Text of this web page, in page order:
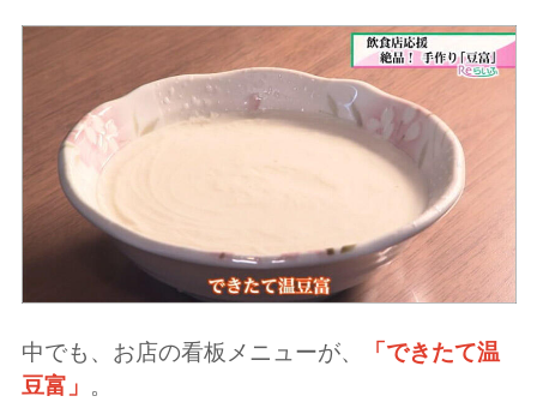
中でも、お店の看板メニューが、
「できたて温
豆富」 。